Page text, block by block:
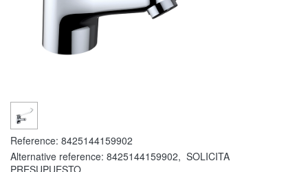
Reference: 8425144159902
Alternative reference: 8425144159902, SOLICITA
PRESUPUESTO